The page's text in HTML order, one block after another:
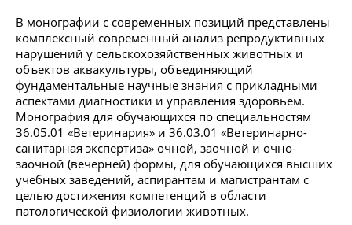
В монографии с современных позиций представлены
комплексный современный анализ репродуктивных
нарушений у сельскохозяйственных животных и
объектов аквакультуры, объединяющий
фундаментальные научные знания с прикладными
аспектами диагностики и управления здоровьем.
Монография для обучающихся по специальностям
36.05.01 «Ветеринария» и 36.03.01 «Ветеринарно-
санитарная экспертиза» очной, заочной и очно-
заочной (вечерней) формы, для обучающихся высших
учебных заведений, аспирантам и магистрантам с
целью достижения компетенций в области
патологической физиологии животных.